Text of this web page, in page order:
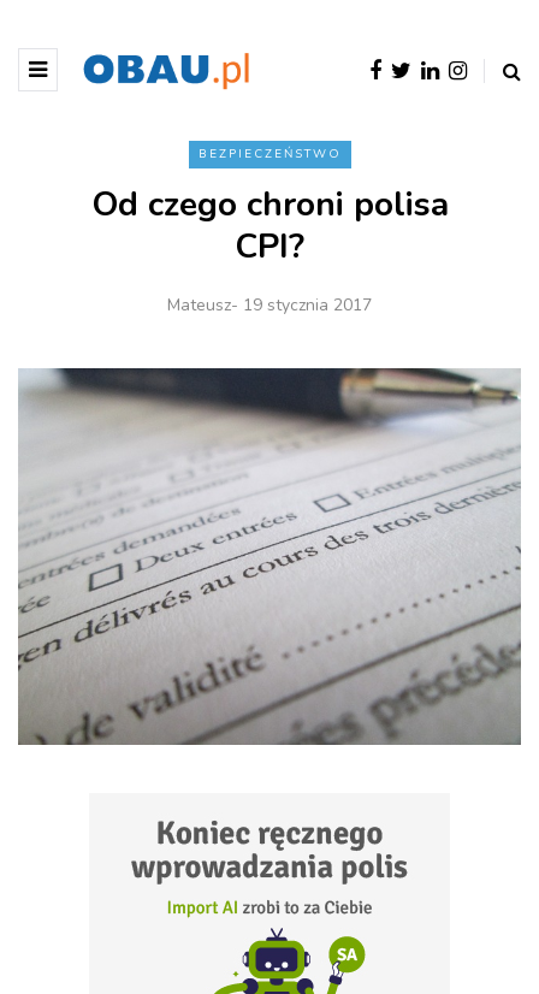
BEZPIECZEŃSTWO
Od czego chroni polisa
CPI?
Mateusz- 19 stycznia 2017